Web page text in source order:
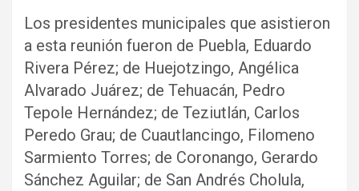
Los presidentes municipales que asistieron
a esta reunión fueron de Puebla, Eduardo
Rivera Pérez; de Huejotzingo, Angélica
Alvarado Juárez; de Tehuacán, Pedro
Tepole Hernández; de Teziutlán, Carlos
Peredo Grau; de Cuautlancingo, Filomeno
Sarmiento Torres; de Coronango, Gerardo
Sánchez Aguilar; de San Andrés Cholula,